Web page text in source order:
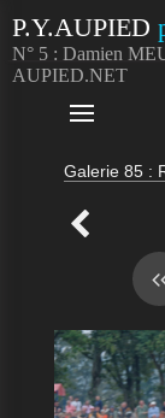
P.Y.AUPIED
N° 5 : Damien
AUPIED.NET

Galerie 85 :
